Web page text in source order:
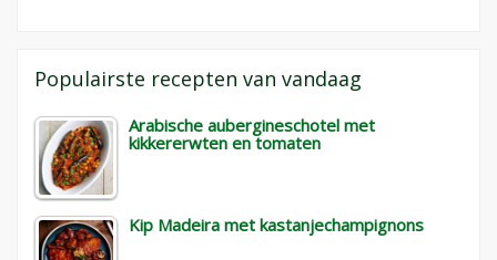
Populairste recepten van vandaag
Arabische aubergineschotel met
kikkererwten en tomaten
Kip Madeira met kastanjechampignons